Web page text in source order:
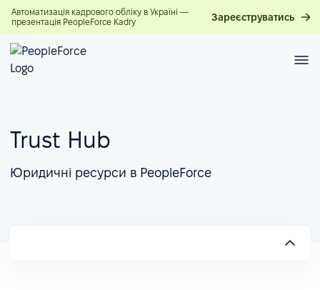
Автоматизація кадрового обліку в Україні —
презентація PeopleForce Kadry
Зареєструватись
Trust Hub
Юридичні ресурси в PeopleForce